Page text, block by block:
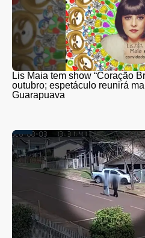
Lis Maia tem show “Coração
outubro; espetáculo reunirá
Guarapuava